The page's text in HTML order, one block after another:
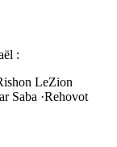
:
LeZion
Saba ·Rehovot